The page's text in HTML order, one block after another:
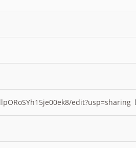
edit?usp=sharing